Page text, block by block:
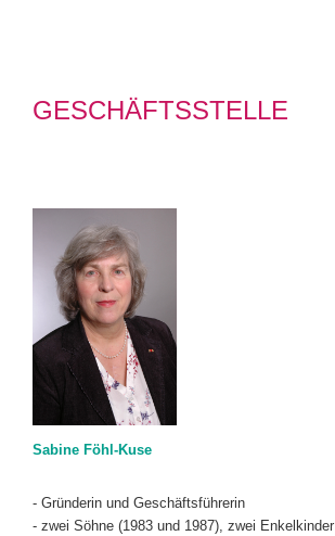
GESCHÄFTSSTELLE
Sabine Föhl-Kuse
- Gründerin und Geschäftsführerin
- zwei Söhne (1983 und 1987), zwei